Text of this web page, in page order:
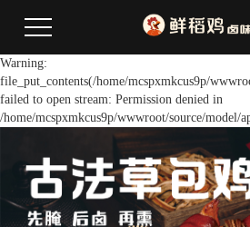
Warning:
file_put_contents(/home/mcspxmkcus9p/
failed to open stream: Permission denied in
/home/mcspxmkcus9p/wwwroot/source/model/